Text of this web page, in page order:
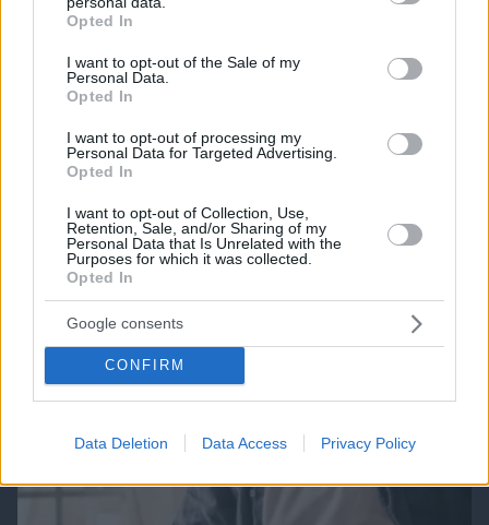
grant or deny consent to Google and its third-party tags to
use your data for below specified purposes in below Google
consent section.
Opted In
I want to opt-out of the Sale of my
Personal Data.
Opted In
I want to opt-out of processing my
Personal Data for Targeted Advertising.
Opted In
I want to opt-out of Collection, Use,
Retention, Sale, and/or Sharing of my
Personal Data that Is Unrelated with the
Purposes for which it was collected.
Opted In
Google consents
CONFIRM
Data Deletion Data Access Privacy Policy
Best of Network